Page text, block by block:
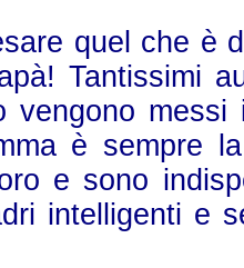
quel che è
Tantissimi
vengono
è sempre
e sono
intelligenti e